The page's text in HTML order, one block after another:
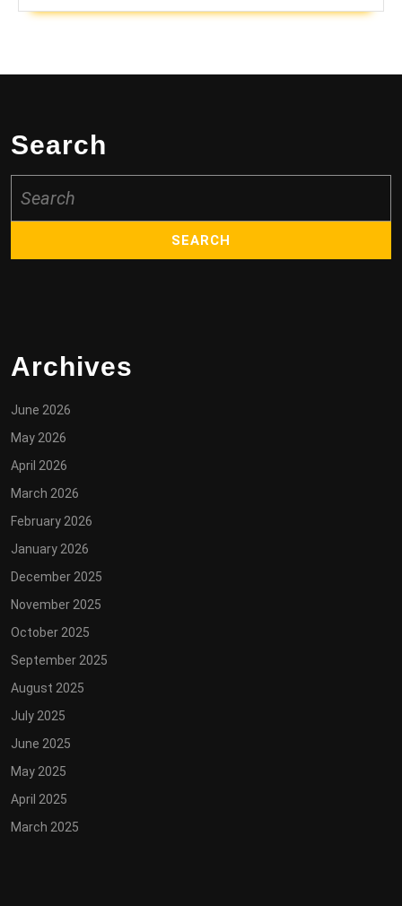
Search
for:
Archives
June 2026
May 2026
April 2026
March 2026
February 2026
January 2026
December 2025
November 2025
October 2025
September 2025
August 2025
July 2025
June 2025
May 2025
April 2025
March 2025